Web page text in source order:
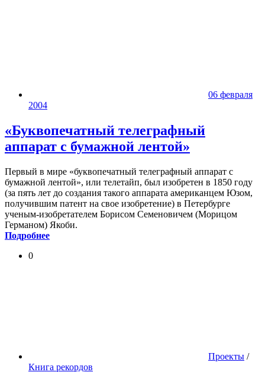
06 февраля
2004
«Буквопечатный телеграфный
аппарат с бумажной лентой»
Первый в мире «буквопечатный телеграфный аппарат с
бумажной лентой», или телетайп, был изобретен в 1850 году
(за пять лет до создания такого аппарата американцем Юзом,
получившим патент на свое изобретение) в Петербурге
ученым-изобретателем Борисом Семеновичем (Морицом
Германом) Якоби.
Подробнее
0
Проекты /
Книга рекордов